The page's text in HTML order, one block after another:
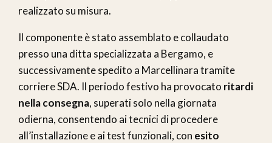
realizzato su misura.
Il componente è stato assemblato e collaudato
presso una ditta specializzata a Bergamo, e
successivamente spedito a Marcellinara tramite
corriere SDA. Il periodo festivo ha provocato ritardi
nella consegna, superati solo nella giornata
odierna, consentendo ai tecnici di procedere
all’installazione e ai test funzionali, con esito